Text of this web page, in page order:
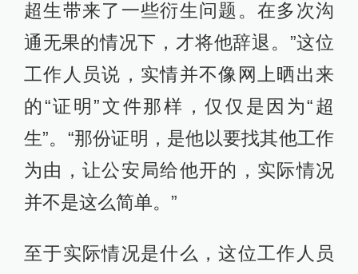
超生带来了一些衍生问题。在多次沟
通无果的情况下，才将他辞退。”这位
工作人员说，实情并不像网上晒出来
的“证明”文件那样，仅仅是因为“超
生”。“那份证明，是他以要找其他工作
为由，让公安局给他开的，实际情况
并不是这么简单。”
至于实际情况是什么，这位工作人员